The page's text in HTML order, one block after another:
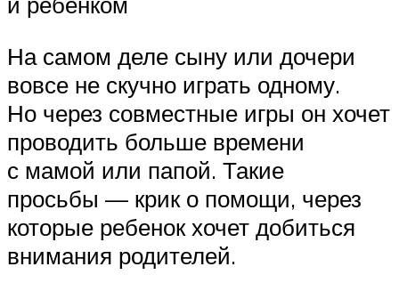
На самом деле сыну или дочери
вовсе не скучно играть одному.
Но через совместные игры он хочет
проводить больше времени
с мамой или папой. Такие
просьбы — крик о помощи, через
которые ребенок хочет добиться
внимания родителей.